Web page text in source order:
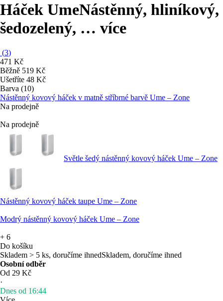
Háček UmeNástěnný, hliníkový,
šedozelený, … více
(3)
471 Kč
Běžně 519 Kč
Ušetříte 48 Kč
Barva (10)
Nástěnný kovový háček v matně stříbrné barvě Ume – Zone
Na prodejně
Na prodejně
Světle šedý nástěnný kovový háček Ume – Zone
Nástěnný kovový háček taupe Ume – Zone
Modrý nástěnný kovový háček Ume – Zone
+ 6
Do košíku
Skladem > 5 ks, doručíme ihnedSkladem, doručíme ihned
Osobní odběr
Od 29 Kč
·
Dnes od 16:44